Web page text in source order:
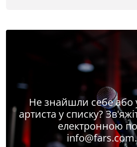
Не знайшли себе або
артиста у списку?
електронною